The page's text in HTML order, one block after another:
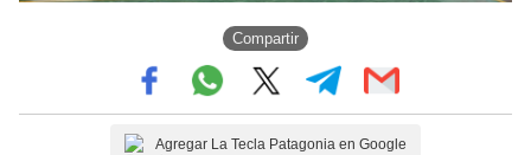
Compartir
Agregar La Tecla Patagonia en Google